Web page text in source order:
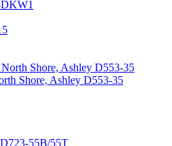
Shore, Ashley D553-35